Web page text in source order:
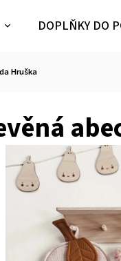
DOPLŇKY DO
Hruška